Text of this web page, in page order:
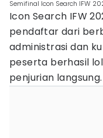
Semifinal Icon Search IFW
Icon Search IFW
pendaftar dari
administrasi dan
peserta berhasil
penjurian langsung.